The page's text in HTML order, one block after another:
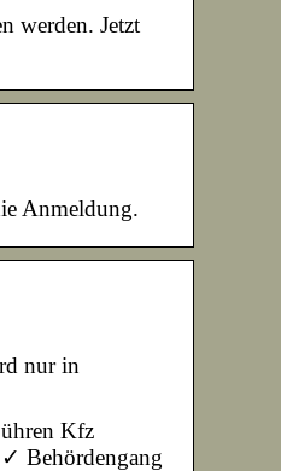
werden. Jetzt
Anmeldung.
nur in
Kfz
Behördengang